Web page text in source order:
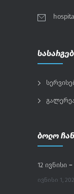
ბოლო
ᲘᲕᲜᲘᲡᲘ 1,